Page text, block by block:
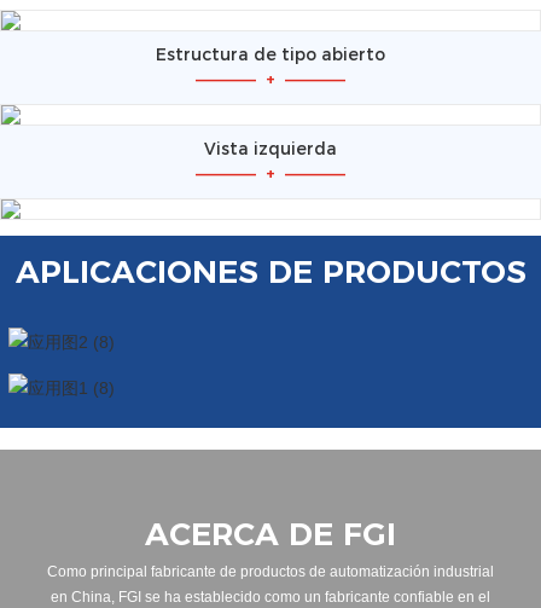
Estructura de tipo abierto
————— + —————
Vista izquierda
————— + —————
APLICACIONES DE PRODUCTOS
ACERCA DE FGI
Como principal fabricante de productos de automatización industrial
en China, FGI se ha establecido como un fabricante confiable en el